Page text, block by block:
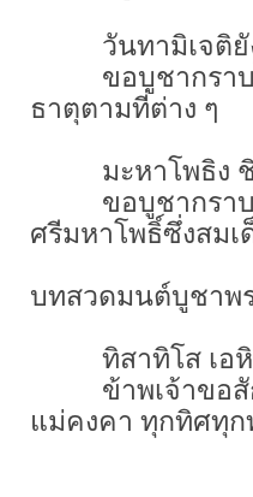
วันทามิเจติยัง
ขอบูชากราบไห
ธาตุตามที่ต่าง ๆ
มะหาโพธิง ชิน
ขอบูชากราบไ
ศรีมหาโพธิ์ซึ่งสมเ
บทสวดมนต์บูชาพ
ทิสาทิโส เอหิภู
ข้าพเจ้าขอสักก
แม่คงคา ทุกทิศทุก